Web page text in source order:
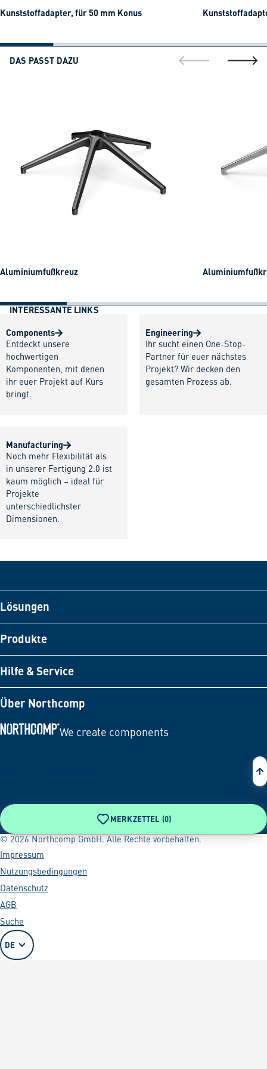
Kunststoffadapter, für 50 mm Konus
DAS PASST DAZU
gehe zur gehe
Aluminiumfußkreuz
INTERESSANTE LINKS
Components
Entdeckt unsere
hochwertigen
Komponenten, mit denen
ihr euer Projekt auf Kurs
bringt.
Engineering
Ihr sucht einen One-Stop-
Partner für euer nächstes
Projekt? Wir decken den
gesamten Prozess ab.
Manufacturing
Noch mehr Flexibilität als
in unserer Fertigung 2.0 ist
kaum möglich – ideal für
Projekte
unterschiedlichster
Dimensionen.
Lösungen
Produkte
Hilfe & Service
Über Northcomp
We create components
MERKZETTEL (0)
© 2026 Northcomp GmbH. Alle Rechte vorbehalten.
Impressum
Nutzungsbedingungen
Datenschutz
AGB
Suche
DE